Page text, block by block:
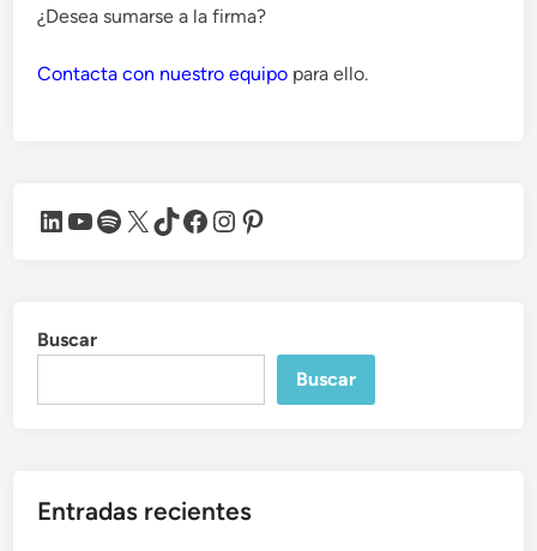
¿Desea sumarse a la firma?
Contacta con nuestro equipo para ello.
LinkedIn
YouTube
Spotify
X TikTok
Facebook
Instagram
Pinterest
Buscar
Buscar
Entradas recientes